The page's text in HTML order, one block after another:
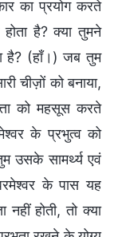
का प्रयोग करते
है? क्या तुमने
है? (हाँ।) जब तुम
चीज़ों को बनाया,
को महसूस करते
के प्रभुत्व को
उसके सामर्थ्य एवं
के पास यह
नहीं होती, तो क्या